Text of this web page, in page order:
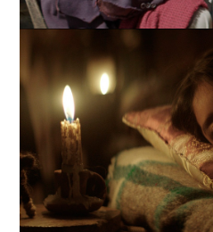
LA CASA MÁS GRANDE